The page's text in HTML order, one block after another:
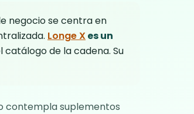
negocio se centra en
Longe Xes un
catálogo de la cadena. Su
contempla suplementos